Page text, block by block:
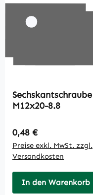
Sechskantschraube
M12x20-8.8
Regulärer Preis:
0,48 €
Preise exkl. MwSt. zzgl.
Versandkosten
In den Warenkorb